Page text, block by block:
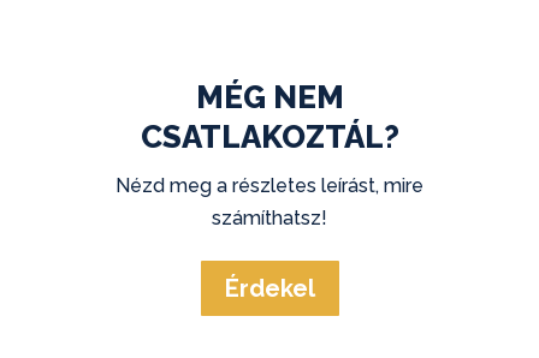
MÉG NEM
CSATLAKOZTÁL?
Nézd meg a részletes leírást, mire
számíthatsz!
Érdekel